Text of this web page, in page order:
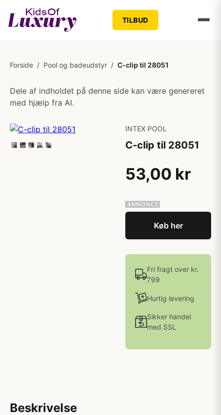
TILBUD
Forside / Pool og badeudstyr / C-clip til 28051
Dele af indholdet på denne side kan være genereret
med hjælp fra AI.
INTEX POOL
C-clip til 28051
53,00 kr
Køb her
Fri fragt over kr.
799
Hurtig levering
Sikker handel
med SSL
Beskrivelse